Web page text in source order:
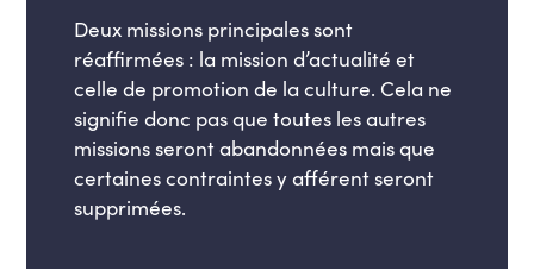
Deux missions principales sont
réaffirmées : la mission d’actualité et
celle de promotion de la culture. Cela ne
signifie donc pas que toutes les autres
missions seront abandonnées mais que
certaines contraintes y afférent seront
supprimées.